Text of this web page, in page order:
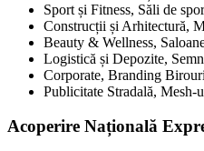
Sport și Fitness, Săli de
Construcții și Arhitectură,
Beauty & Wellness,
Logistică și Depozite,
Corporate, Branding
Publicitate Stradală, Mesh-
Acoperire Națională